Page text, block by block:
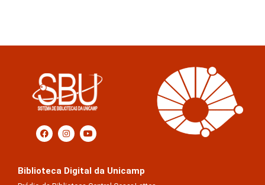
Biblioteca Digital da Unicamp